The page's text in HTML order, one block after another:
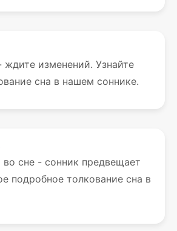
ждите изменений. Узнайте
сна в нашем соннике.
сне - сонник предвещает
подробное толкование сна в